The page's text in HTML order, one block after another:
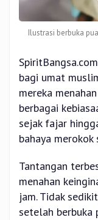
Ilustrasi berbuka
bagi umat
mereka
berbagai
sejak fajar
bahaya merokok
Tantangan
menahan
jam. Tidak
setelah berbuka